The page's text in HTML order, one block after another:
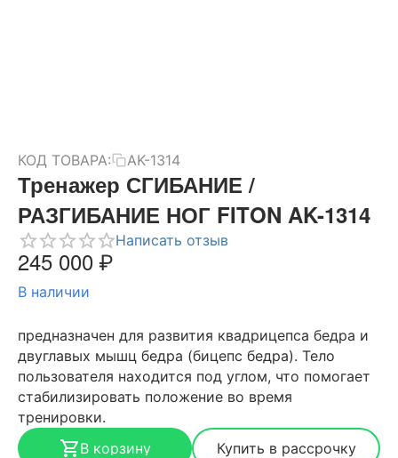
КОД ТОВАРА: AK-1314
Тренажер СГИБАНИЕ /
РАЗГИБАНИЕ НОГ FITON AK-1314
Написать отзыв
245 000₽
В наличии
предназначен для развития квадрицепса бедра и
двуглавых мышц бедра (бицепс бедра). Тело
пользователя находится под углом, что помогает
стабилизировать положение во время
тренировки.
В корзину
Купить в рассрочку